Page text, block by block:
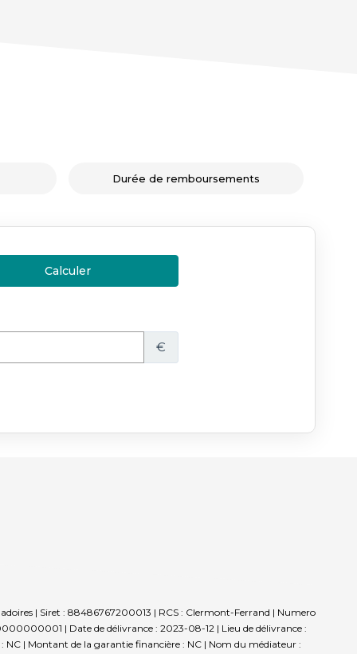
Durée de remboursements
| Siret : 88486767200013 | RCS : Clermont-Ferrand | Numero
| Date de délivrance : 2023-08-12 | Lieu de délivrance :
: NC | Montant de la garantie financière : NC | Nom du médiateur :